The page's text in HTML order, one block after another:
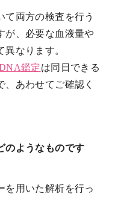
て両方の検査を行う
が、必要な血液量や
なります。
鑑定は同日できる
あわせてご確認く
のようなものです
を用いた解析を行っ